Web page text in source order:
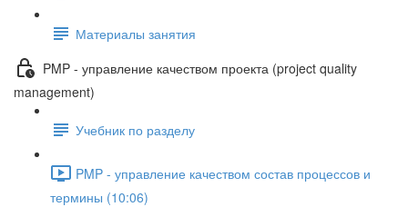
Материалы занятия
PMP - управление качеством проекта (project quality
management)
Учебник по разделу
PMP - управление качеством состав процессов и
термины (10:06)